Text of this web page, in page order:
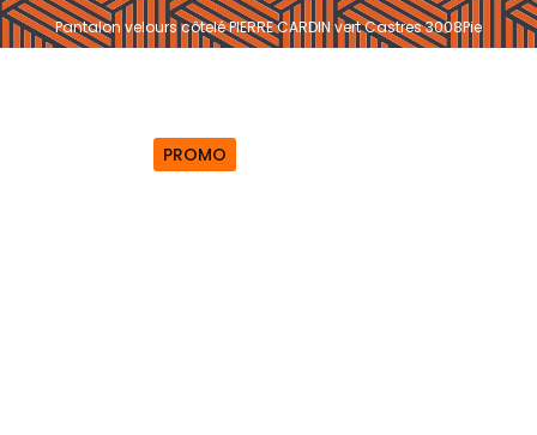
Pantalon velours côtelé PIERRE CARDIN vert Castres 3008Pie
PROMO